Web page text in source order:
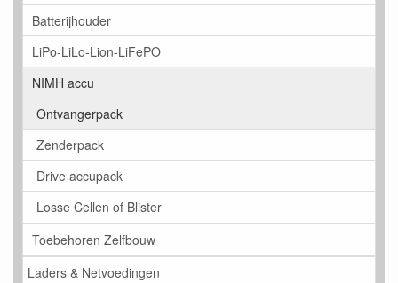
Batterijhouder
LiPo-LiLo-Lion-LiFePO
NIMH accu
Ontvangerpack
Zenderpack
Drive accupack
Losse Cellen of Blister
Toebehoren Zelfbouw
Laders & Netvoedingen